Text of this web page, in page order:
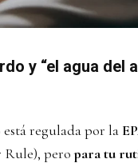
y “el agua del
regulada por la
Rule), peropara tu